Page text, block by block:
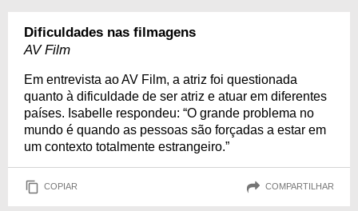
Dificuldades nas filmagens
AV Film
Em entrevista ao AV Film, a atriz foi questionada
quanto à dificuldade de ser atriz e atuar em diferentes
países. Isabelle respondeu: “O grande problema no
mundo é quando as pessoas são forçadas a estar em
um contexto totalmente estrangeiro.”
COPIAR COMPARTILHAR